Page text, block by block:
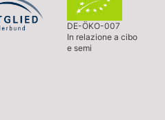
DE-ÖKO-007
In relazione a cibo
e semi